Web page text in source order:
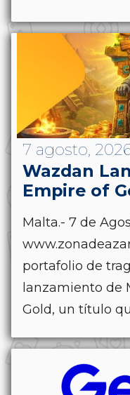
7 agosto,
Wazdan
Empire of
Malta.- 7 de
portafolio de
lanzamiento de
Gold, un título